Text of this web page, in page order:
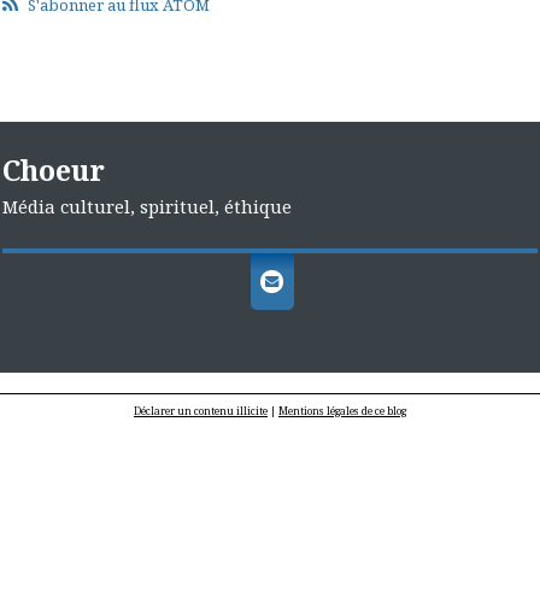
S'abonner au flux ATOM
Choeur
Média culturel, spirituel, éthique
Déclarer un contenu illicite | Mentions légales de ce blog